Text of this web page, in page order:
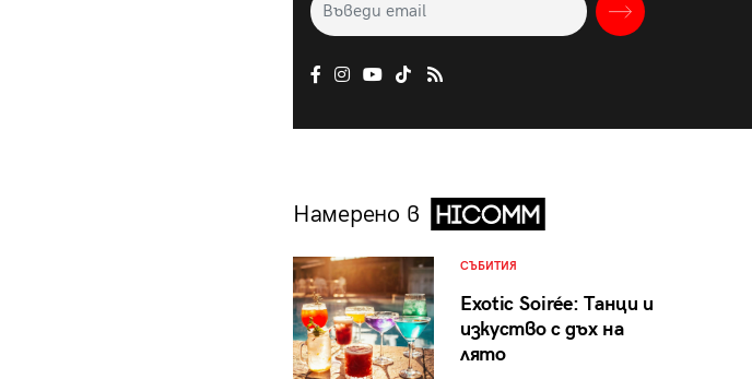
Намерено в
СЪБИТИЯ
Exotic Soirée: Танци и
изкуство с дъх на
лято